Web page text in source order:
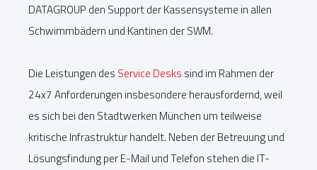
DATAGROUP den Support der Kassensysteme in allen
Schwimmbädern und Kantinen der SWM.
Die Leistungen des Service Desks sind im Rahmen der
24x7 Anforderungen insbesondere herausfordernd, weil
es sich bei den Stadtwerken München um teilweise
kritische Infrastruktur handelt. Neben der Betreuung und
Lösungsfindung per E-Mail und Telefon stehen die IT-